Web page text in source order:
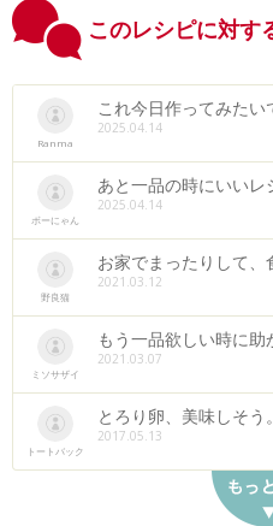
このレシピに対す
Ranma
これ今日作ってみたい
2025.04.14
ボーにゃん
あと一品の時にいいレ
2025.04.14
野良猫
お家でまったりして
2021.03.12
ミソサザイ
もう一品欲しい時に助
2021.03.07
トートバック
とろり卵、美味しそう。
2017.05.13